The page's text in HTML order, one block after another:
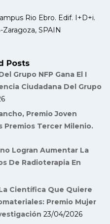
Rio Ebro. Edif. I+D+i.
SPAIN
Posts
Grupo NFP Gana El I
Ciudadana Del Grupo
Premio Joven
Premios Tercer Milenio.
Logran Aumentar La
De Radioterapia En
Científica Que Quiere
Premio Mujer
23/04/2026